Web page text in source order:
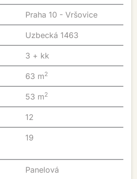
Praha 10 - Vršovice
Uzbecká 1463
3 + kk
63 m2
53 m2
12
19
Panelová